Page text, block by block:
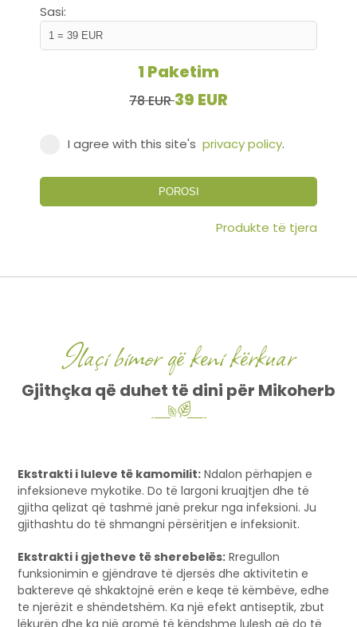
Sasi:
1 Paketim
78 EUR39 EUR
I agree with this site's privacy policy.
POROSI
Produkte të tjera
Ilaçi bimor që keni kërkuar
Gjithçka që duhet të dini për Mikoherb
Ekstrakti i luleve të kamomilit: Ndalon përhapjen e
infeksioneve mykotike. Do të largoni kruajtjen dhe të
gjitha qelizat që tashmë janë prekur nga infeksioni. Ju
gjithashtu do të shmangni përsëritjen e infeksionit.
Ekstrakti i gjetheve të sherebelës: Rregullon
funksionimin e gjëndrave të djersës dhe aktivitetin e
baktereve që shkaktojnë erën e keqe të këmbëve, edhe
te njerëzit e shëndetshëm. Ka një efekt antiseptik, zbut